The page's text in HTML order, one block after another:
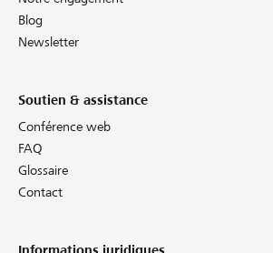
Blog
Newsletter
Soutien & assistance
Conférence web
FAQ
Glossaire
Contact
Informations juridiques